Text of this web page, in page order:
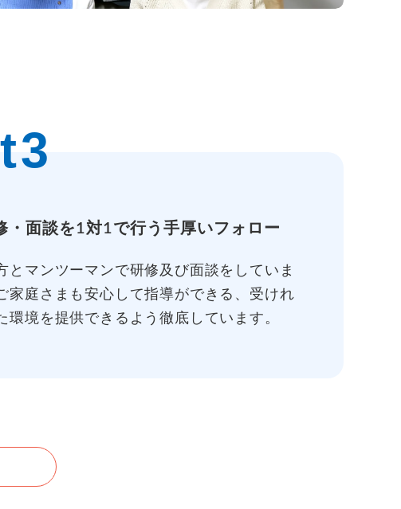
・面談を1対1で行う手厚いフォロー
とマンツーマンで研修及び面談をしていま
家庭さまも安心して指導ができる、受けれ
環境を提供できるよう徹底しています。